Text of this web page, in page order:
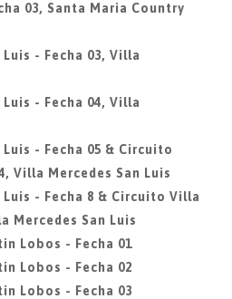
03, Santa Maria Country
- Fecha 03, Villa
- Fecha 04, Villa
- Fecha 05 & Circuito
Villa Mercedes San Luis
- Fecha 8 & Circuito Villa
Mercedes San Luis
Lobos - Fecha 01
Lobos - Fecha 02
Lobos - Fecha 03